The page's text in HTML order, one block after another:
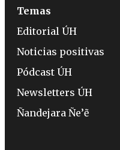
Temas
Editorial ÚH
Noticias positivas
Pódcast ÚH
Newsletters ÚH
Ñandejara Ñe’ẽ